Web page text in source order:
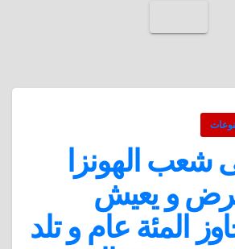
الهونزا
و يعيش
المئة عام و تلد